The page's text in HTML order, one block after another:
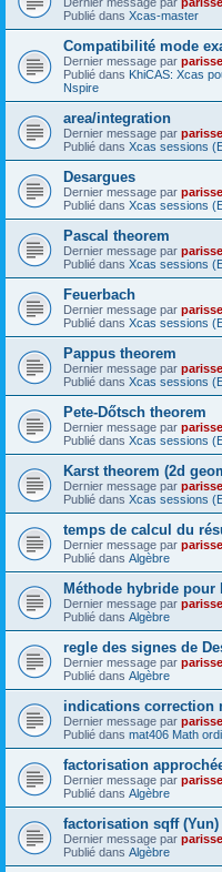
Publié dans Xcas-master
Compatibilité mode
Dernier message par parisse
Publié dans KhiCAS: Xcas
Nspire
area/integration
Dernier message par parisse
Publié dans Xcas sessions
Desargues
Dernier message par parisse
Publié dans Xcas sessions
Pascal theorem
Dernier message par parisse
Publié dans Xcas sessions
Feuerbach
Dernier message par parisse
Publié dans Xcas sessions
Pappus theorem
Dernier message par parisse
Publié dans Xcas sessions
Pete-Dőtsch theorem
Dernier message par parisse
Publié dans Xcas sessions
Karst theorem (2d
Dernier message par parisse
Publié dans Xcas sessions
temps de calcul du
Dernier message par parisse
Publié dans Algèbre
Méthode hybride pour
Dernier message par parisse
Publié dans Algèbre
regle des signes de
Dernier message par parisse
Publié dans Algèbre
indications correction
Dernier message par parisse
Publié dans mat406 Math
factorisation
Dernier message par parisse
Publié dans Algèbre
factorisation sqff (Yun)
Dernier message par parisse
Publié dans Algèbre